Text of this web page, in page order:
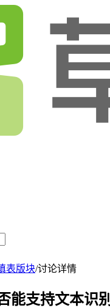
表版块/讨论详情
能支持文本识别